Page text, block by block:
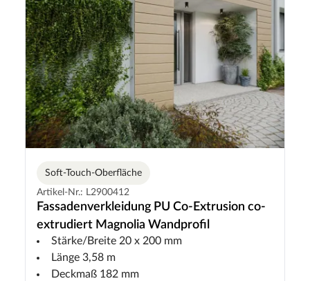
Soft-Touch-Oberfläche
Artikel-Nr.: L2900412
Fassadenverkleidung PU Co-Extrusion co-
extrudiert Magnolia Wandprofil
Stärke/Breite 20 x 200 mm
Länge 3,58 m
Deckmaß 182 mm